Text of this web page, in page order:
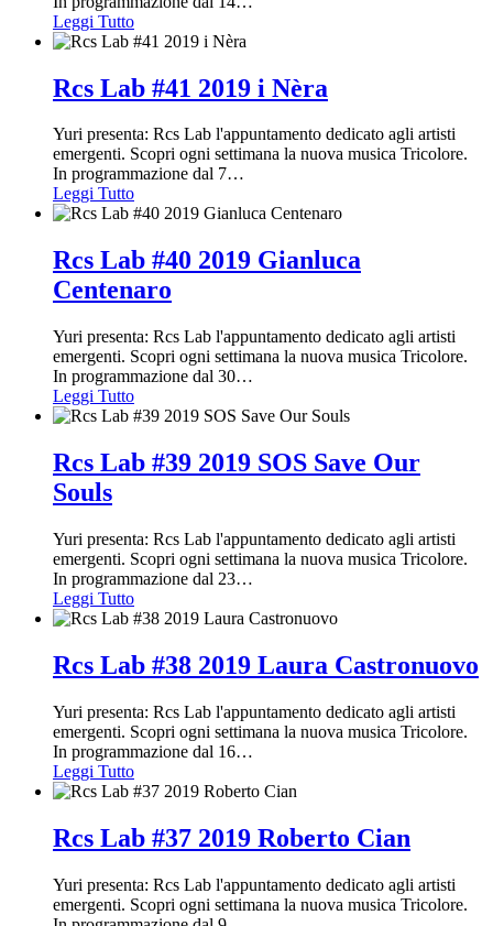
Leggi Tutto
Rcs Lab #41 2019 i Nèra
Yuri presenta: Rcs Lab l'appuntamento dedicato agli artisti
emergenti. Scopri ogni settimana la nuova musica Tricolore.
In programmazione dal 7…
Leggi Tutto
Rcs Lab #40 2019 Gianluca
Centenaro
Yuri presenta: Rcs Lab l'appuntamento dedicato agli artisti
emergenti. Scopri ogni settimana la nuova musica Tricolore.
In programmazione dal 30…
Leggi Tutto
Rcs Lab #39 2019 SOS Save Our
Souls
Yuri presenta: Rcs Lab l'appuntamento dedicato agli artisti
emergenti. Scopri ogni settimana la nuova musica Tricolore.
In programmazione dal 23…
Leggi Tutto
Rcs Lab #38 2019 Laura Castronuovo
Yuri presenta: Rcs Lab l'appuntamento dedicato agli artisti
emergenti. Scopri ogni settimana la nuova musica Tricolore.
In programmazione dal 16…
Leggi Tutto
Rcs Lab #37 2019 Roberto Cian
Yuri presenta: Rcs Lab l'appuntamento dedicato agli artisti
emergenti. Scopri ogni settimana la nuova musica Tricolore.